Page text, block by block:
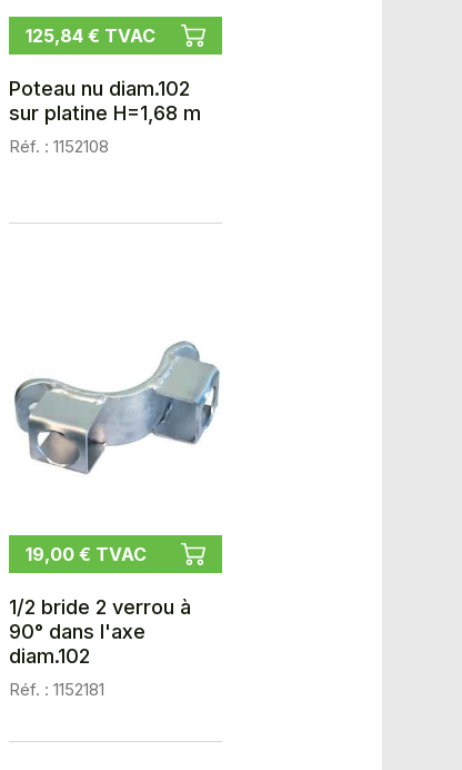
125,84 € TVAC
Poteau nu diam.102
sur platine H=1,68 m
Réf. : 1152108
19,00 € TVAC
1/2 bride 2 verrou à
90° dans l'axe
diam.102
Réf. : 1152181